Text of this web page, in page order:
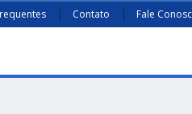
Contato Fale